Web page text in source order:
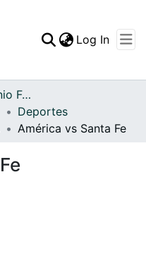
Statistics
Log In
Archivo del Patrimonio Fotográfico y Fílmico del Valle del Cauca
Deportes
América vs Santa Fe